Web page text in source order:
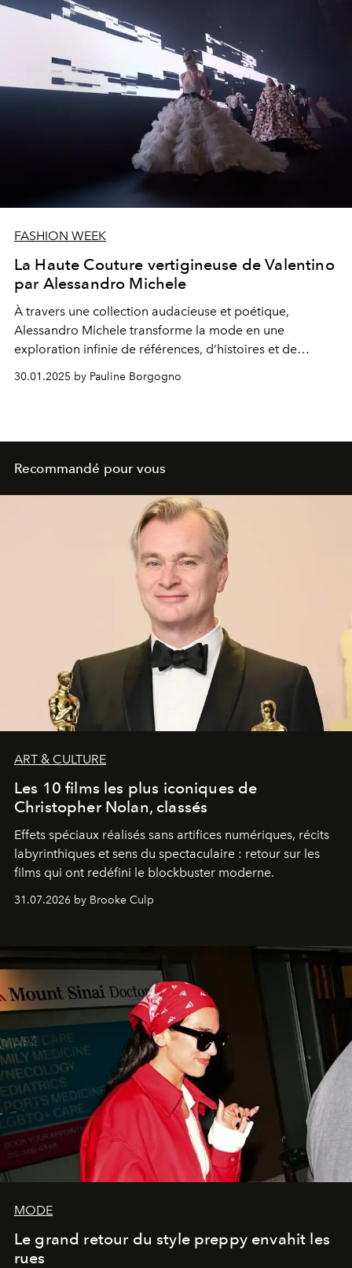
FASHION WEEK
La Haute Couture vertigineuse de Valentino
par Alessandro Michele
À travers une collection audacieuse et poétique,
Alessandro Michele transforme la mode en une
exploration infinie de références, d’histoires et de
30.01.2025 by Pauline Borgogno
Recommandé pour vous
ART & CULTURE
Les 10 films les plus iconiques de
Christopher Nolan, classés
Effets spéciaux réalisés sans artifices numériques, récits
labyrinthiques et sens du spectaculaire : retour sur les
films qui ont redéfini le blockbuster moderne.
31.07.2026 by Brooke Culp
MODE
Le grand retour du style preppy envahit les
rues